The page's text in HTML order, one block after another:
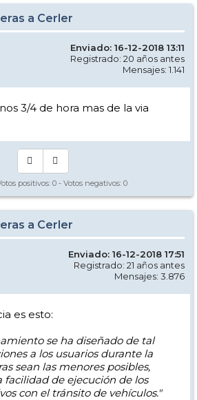
a Cerler
Enviado: 16-12-2018 13:11
Registrado: 20 años antes
Mensajes: 1.141
3/4 de hora mas de la via
positivos: 0 - Votos negativos: 0
a Cerler
Enviado: 16-12-2018 17:51
Registrado: 21 años antes
Mensajes: 3.876
es esto:
se ha diseñado de tal
a los usuarios durante la
sean las menores posibles,
de ejecución de los
con el tránsito de vehículos."